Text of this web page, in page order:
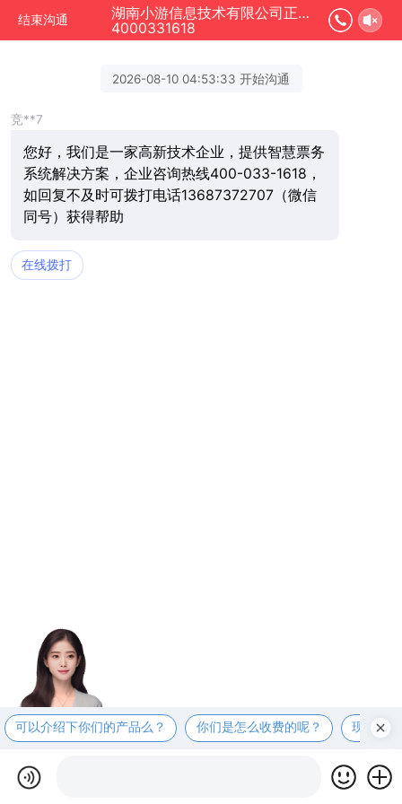
结束沟通
湖南小游信息技术有限公司正在为您服务
4000331618
2026-08-10 04:53:33 开始沟通
竞**7
您好，我们是一家高新技术企业，提供智慧票务
系统解决方案，企业咨询热线400-033-1618，
如回复不及时可拨打电话13687372707（微信
同号）获得帮助
在线拨打
可以介绍下你们的产品么？ 你们是怎么收费的呢？ 现在有